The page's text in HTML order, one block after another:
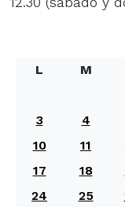
L
M
3
4
10
11
17
18
24
25